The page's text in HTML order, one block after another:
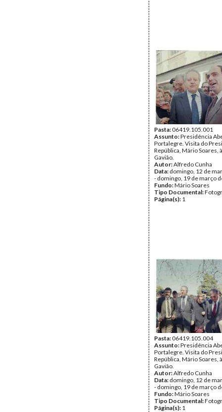
Pasta:06419.105.001
Assunto:Presidência
Portalegre. Visita do
República, Mário Soares,
Gavião.
Autor:Alfredo Cunha
Data: domingo, 12 de
- domingo, 19 de março
Fundo:Mário Soares
Tipo Documental:
Página(s): 1
Pasta:06419.105.004
Assunto:Presidência
Portalegre. Visita do
República, Mário Soares,
Gavião.
Autor:Alfredo Cunha
Data: domingo, 12 de
- domingo, 19 de março
Fundo:Mário Soares
Tipo Documental:
Página(s): 1